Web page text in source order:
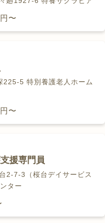
円〜
5 特別養護老人ホーム
円〜
援専門員
2-7-3（桜台デイサービス
ター